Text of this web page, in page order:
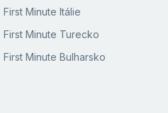
First Minute Itálie
First Minute Turecko
First Minute Bulharsko